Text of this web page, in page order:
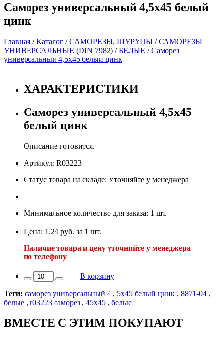
Саморез универсальный 4,5х45 белый
цинк
Главная /Каталог /САМОРЕЗЫ, ШУРУПЫ /САМОРЕЗЫ
УНИВЕРСАЛЬНЫЕ (DIN 7982) /БЕЛЫЕ /Саморез
универсальный 4,5х45 белый цинк
ХАРАКТЕРИСТИКИ
Саморез универсальный 4,5х45
белый цинк
Описание готовится.
Артикул: R03223
Статус товара на складе: Уточняйте у менеджера
Минимальное количество для заказа: 1 шт.
Цена: 1.24 руб. за 1 шт.
Наличие товара и цену уточняйте у менеджера
по телефону
В корзину
Теги: саморез универсальный 4 , 5х45 белый цинк , 8871-04 ,
белые , r03223 саморез , 45х45 , белые
ВМЕСТЕ С ЭТИМ ПОКУПАЮТ